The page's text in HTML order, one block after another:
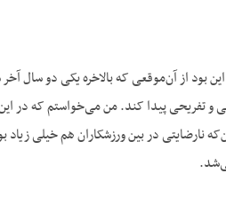
بود از آن‌موقعی که بالاخره یکی دو سال
و تفریحی پیدا کند. من می‌خواستم که در
نارضایتی در بین ورزشکاران هم خیلی